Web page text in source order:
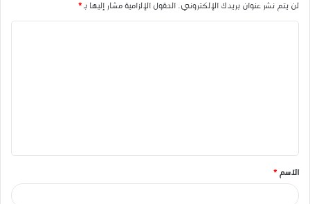
لن يتم نشر عنوان بريدك الإلكتروني. الحقول الإلزامية مشار إليها بـ*
ق
*
الاسم *